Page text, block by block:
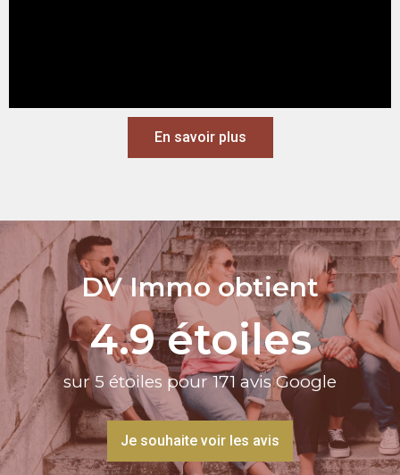
En savoir plus
DV Immo obtient
sur 5 étoiles pour 171 avis Google
4.9 étoiles
Je souhaite voir les avis